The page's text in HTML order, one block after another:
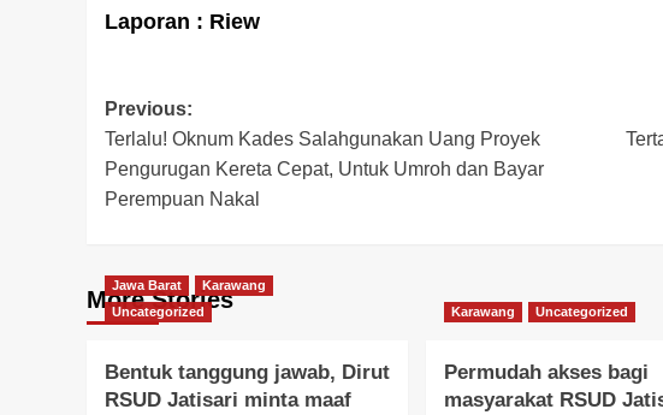
Laporan : Riew
Post
navigation
Previous:
Terlalu! Oknum Kades Salahgunakan Uang Proyek
Pengurugan Kereta Cepat, Untuk Umroh dan Bayar
Perempuan Nakal
More Stories
Jawa Barat
Karawang
Uncategorized
Bentuk tanggung jawab, Dirut
RSUD Jatisari minta maaf
Karawang Uncategorized
Permudah akses bagi
masyarakat RSUD